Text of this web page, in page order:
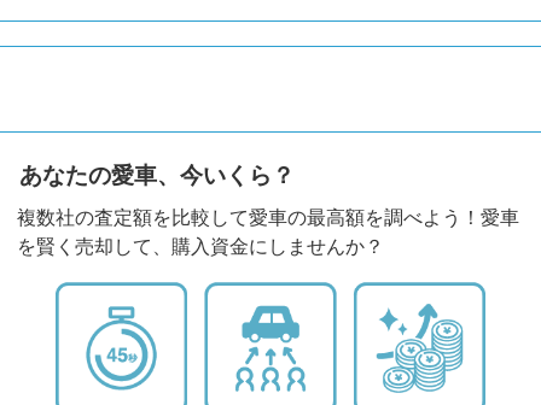
あなたの愛車、今いくら？
複数社の査定額を比較して愛車の最高額を調べよう！愛車
を賢く売却して、購入資金にしませんか？